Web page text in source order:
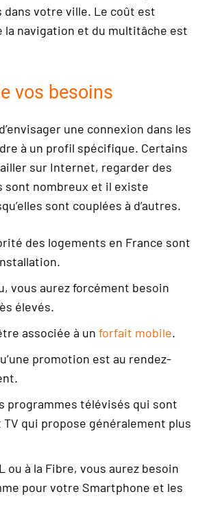
dans votre ville. Le coût est
la navigation et du multitâche est
vos besoins
une connexion dans les
à un profil spécifique. Certains
sur Internet, regarder des
sont nombreux et il existe
sont couplées à d’autres.
des logements en France sont
vous aurez forcément besoin
élevés.
associée à un forfait mobile.
promotion est au rendez-
programmes télévisés qui sont
qui propose généralement plus
ou à la Fibre, vous aurez besoin
pour votre Smartphone et les